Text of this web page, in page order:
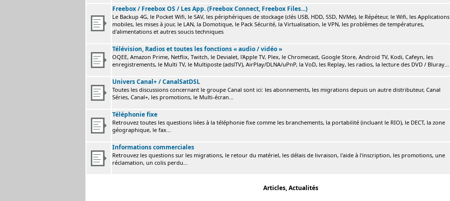
Freebox / Freebox OS / Les App. (Freebox Connect, Freebox Files...)
Le Backup 4G, le Pocket Wifi, le SAV, les périphériques de stockage (clés USB, HDD, SSD, NVMe), le Répéteur, le Wifi, les Applications
mobiles, les mises à jour, le LAN, la Domotique, le Pack Sécurité, la Virtualisation, le VPN, les problèmes de températures,
d'alimentations et autres soucis techniques
Télévision, Radios et toutes les fonctions « audio / vidéo »
OQEE, Amazon Prime, Netflix, Twitch, le Devialet, l'Apple TV, Plex, le Chromecast, Google Store, Android TV, Kodi, Cafeyn, les
enregistrements, le Multi TV, le Multiposte (adslTV), AirPlay/DLNA/uPnP, la VoD, les Replay, les radios, la lecture des DVD / Bluray...
Univers Canal+ / CanalSatDSL
Toutes les discussions concernant le groupe Canal sont ici: les abonnements, les migrations depuis un autre distributeur, Canal
Séries, Canal+, les promotions, le Multi-écran...
Téléphonie fixe
Retrouvez toutes les questions liées à la téléphonie fixe comme les branchements, la portabilité (incluant le RIO), le DECT, la zone
géographique, le fax...
Informations commerciales
Retrouvez les questions sur les migrations, le retour du matériel, les délais de livraison, l'aide à l'inscription, les promotions, une
réclamation, un colis perdu...
Articles, Actualités